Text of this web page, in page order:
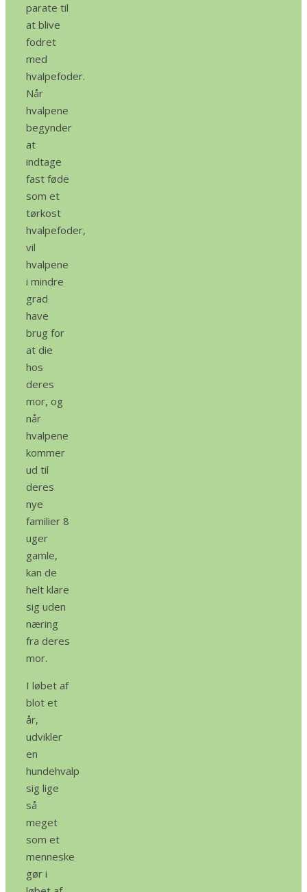
parate til
at blive
fodret
med
hvalpefoder.
Når
hvalpene
begynder
at
indtage
fast føde
som et
tørkost
hvalpefoder,
vil
hvalpene
i mindre
grad
have
brug for
at die
hos
deres
mor, og
når
hvalpene
kommer
ud til
deres
nye
familier 8
uger
gamle,
kan de
helt klare
sig uden
næring
fra deres
mor.
I løbet af
blot et
år,
udvikler
en
hundehvalp
sig lige
så
meget
som et
menneske
gør i